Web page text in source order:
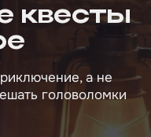
квесты
а не
головоломки